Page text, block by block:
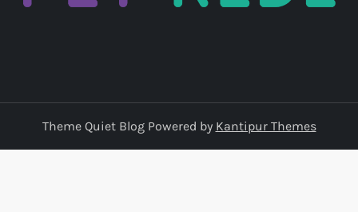
Theme Quiet Blog Powered by Kantipur Themes